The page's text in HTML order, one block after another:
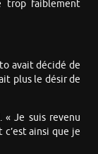
trop faiblement
avait décidé de
plus le désir de
« Je suis revenu
c’est ainsi que je